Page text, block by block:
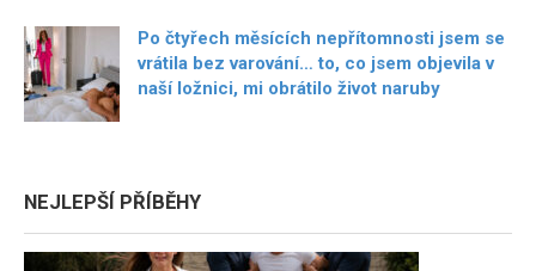
Po čtyřech měsících nepřítomnosti jsem se
vrátila bez varování… to, co jsem objevila v
naší ložnici, mi obrátilo život naruby
NEJLEPŠÍ PŘÍBĚHY